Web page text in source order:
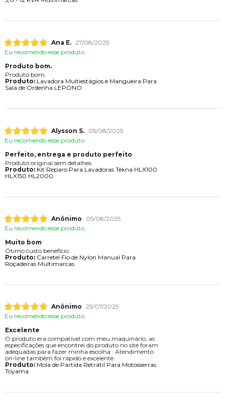
Ana E. 27/08/2025
Eu recomendo esse produto.
Produto bom.
Produto bom.
Produto:Lavadora Multiestágios e Mangueira Para
Sala de Ordenha LEPONO
Alysson S.
05/08/2025
Eu recomendo esse produto.
Perfeito, entrega e produto perfeito
Produto original sem detalhes
Produto:Kit Reparo Para Lavadoras Tekna HLX100
HLX150 HL2000
Anônimo
05/08/2025
Eu recomendo esse produto.
Muito bom
Ótimo custo benefício
Produto:Carretel Fio de Nylon Manual Para
Roçadeiras Multimarcas
Anônimo 25/07/2025
Eu recomendo esse produto.
Excelente
O produto era compatível com meu maquinário, as
especificações que encontrei do produto no site foram
adequadas para fazer minha escolha . Atendimento
on-line também foi rápido e excelente.
Produto:Mola de Partida Retrátil Para Motosserras
Toyama